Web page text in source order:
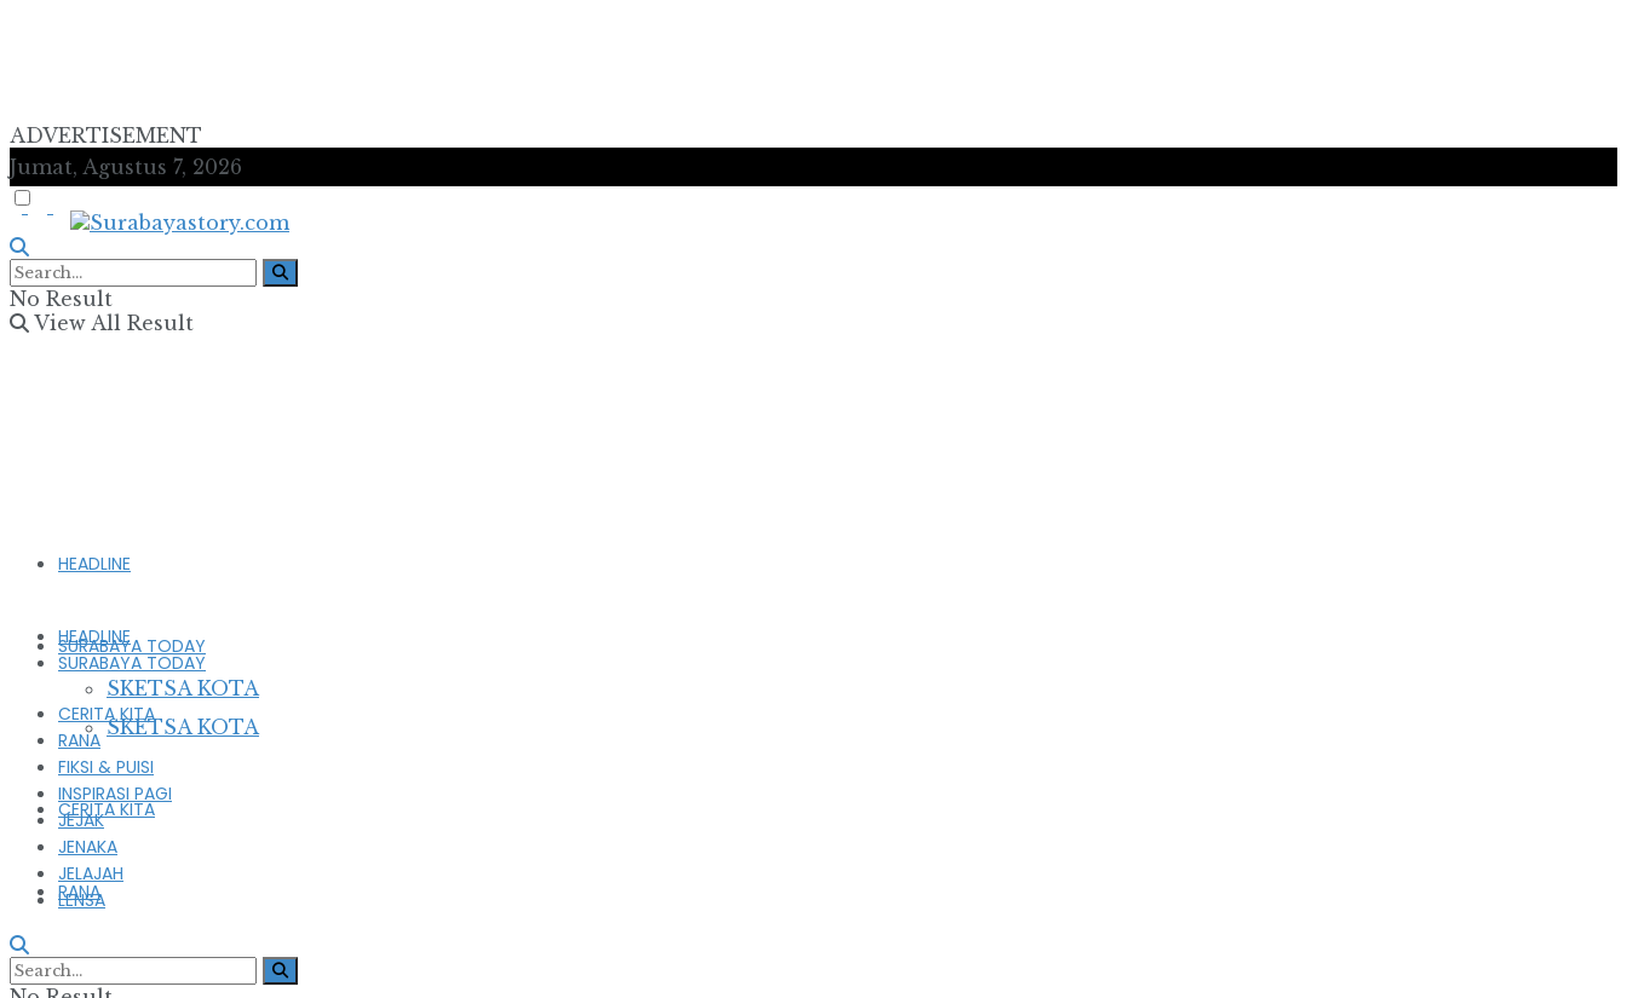
ADVERTISEMENT
Jumat, Agustus 7, 2026
No Result
View All Result
HEADLINE
SURABAYA TODAY
SKETSA KOTA
CERITA KITA
RANA
FIKSI & PUISI
HEADLINE
SURABAYA TODAY
SKETSA KOTA
CERITA KITA
RANA
FIKSI & PUISI
INSPIRASI PAGI
JEJAK
JENAKA
JELAJAH
LENSA